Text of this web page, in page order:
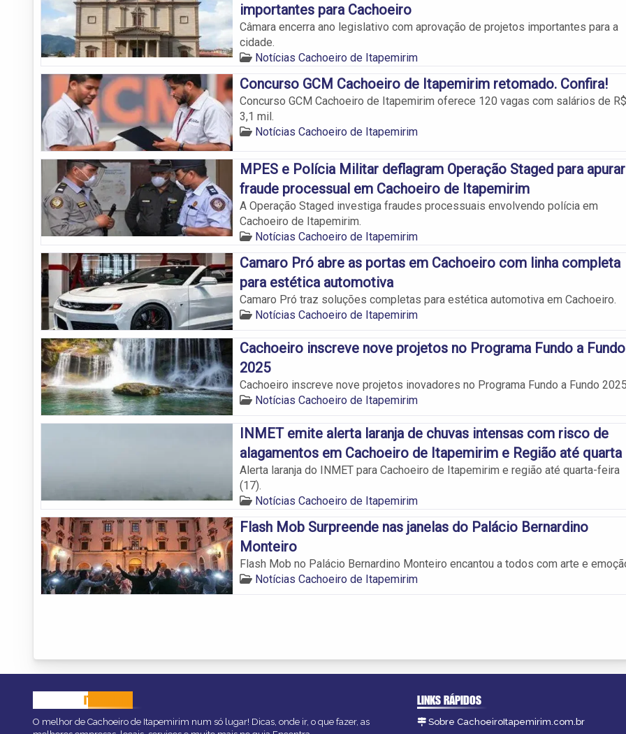
importantes para Cachoeiro
Câmara encerra ano legislativo com aprovação de projetos importantes para a
cidade.
Notícias Cachoeiro de Itapemirim
Concurso GCM Cachoeiro de Itapemirim retomado. Confira!
Concurso GCM Cachoeiro de Itapemirim oferece 120 vagas com salários de R$
3,1 mil.
Notícias Cachoeiro de Itapemirim
MPES e Polícia Militar deflagram Operação Staged para apurar
fraude processual em Cachoeiro de Itapemirim
A Operação Staged investiga fraudes processuais envolvendo polícia em
Cachoeiro de Itapemirim.
Notícias Cachoeiro de Itapemirim
Camaro Pró abre as portas em Cachoeiro com linha completa
para estética automotiva
Camaro Pró traz soluções completas para estética automotiva em Cachoeiro.
Notícias Cachoeiro de Itapemirim
Cachoeiro inscreve nove projetos no Programa Fundo a Fundo
2025
Cachoeiro inscreve nove projetos inovadores no Programa Fundo a Fundo
Notícias Cachoeiro de Itapemirim
INMET emite alerta laranja de chuvas intensas com risco de
alagamentos em Cachoeiro de Itapemirim e Região até quarta
Alerta laranja do INMET para Cachoeiro de Itapemirim e região até quarta-feira
(17).
Notícias Cachoeiro de Itapemirim
Flash Mob Surpreende nas janelas do Palácio Bernardino
Monteiro
Flash Mob no Palácio Bernardino Monteiro encantou a todos com arte e
Notícias Cachoeiro de Itapemirim
ITAPEMIRIM
O melhor de Cachoeiro de Itapemirim num só lugar! Dicas, onde ir, o que fazer, as
LINKS RÁPIDOS
Sobre CachoeiroItapemirim.com.br